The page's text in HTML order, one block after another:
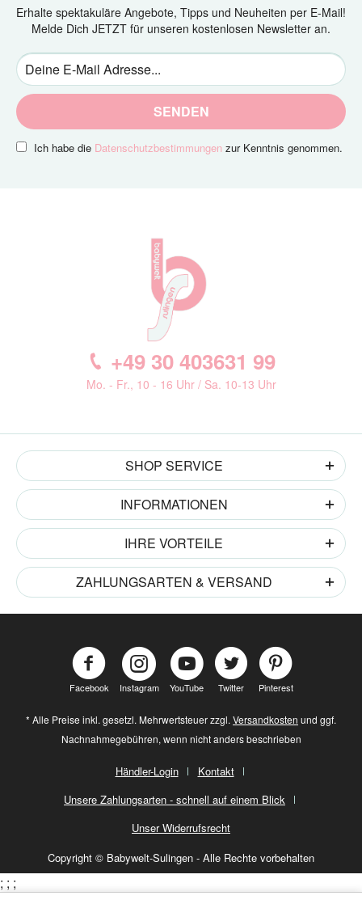
Erhalte spektakuläre Angebote, Tipps und Neuheiten per E-Mail!
Melde Dich JETZT für unseren kostenlosen Newsletter an.
SENDEN
Ich habe die Datenschutzbestimmungen zur Kenntnis genommen.
+49 30 403631 99
Mo. - Fr., 10 - 16 Uhr / Sa. 10-13 Uhr
SHOP SERVICE
INFORMATIONEN
IHRE VORTEILE
ZAHLUNGSARTEN & VERSAND
Facebook Instagram YouTube Twitter Pinterest
* Alle Preise inkl. gesetzl. Mehrwertsteuer zzgl. Versandkosten und ggf.
Nachnahmegebühren, wenn nicht anders beschrieben
Händler-Login
Kontakt
Unsere Zahlungsarten - schnell auf einem Blick
Unser Widerrufsrecht
Copyright © Babywelt-Sulingen - Alle Rechte vorbehalten
; ; ;